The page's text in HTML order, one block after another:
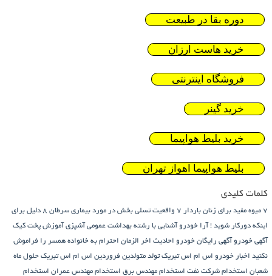
دوره بقا در طبیعت
خرید هاست ارزان
فروشگاه اینترنتی
خرید گینر
خرید بلیط هواپیما
بلیط هواپیما اهواز تهران
کلمات کلیدی
7 میوه مفید برای زنان باردار 7 واقعیت تسلی بخش در مورد بیماری سرطان
8 دلیل برای
اینکه دورکار شوید ! آرا خودرو آشنایی با رشته بهداشت عمومی آشپزی آموزش پخت کیک
آگهی خودرو آگهی رایگان خودرو احادیث اخر الزمان احترام به خانواده همسر را فراموش
نکنید اخبار خودرو اس ام اس تبریک تولد متولدین فروردین اس ام اس تبریک حلول ماه
شعبان استخدام شرکت نفت استخدام مهندس برق استخدام مهندس عمران استخدام